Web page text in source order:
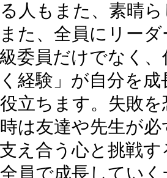
人もまた、素晴
た、全員にリーダ
委員だけでなく
経験」が自分を
立ちます。失敗
は友達や先生が
え合う心と挑戦す
員で成長してい